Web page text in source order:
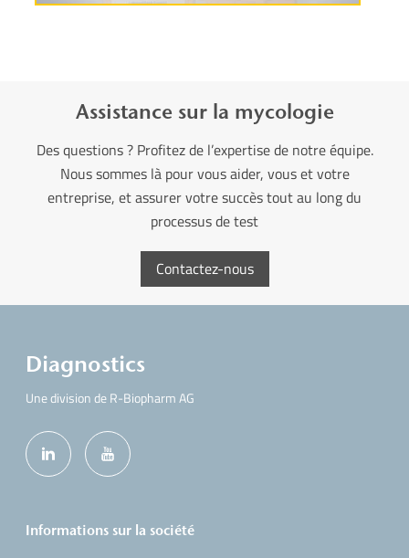
Assistance sur la mycologie
Des questions ? Profitez de l’expertise de notre équipe.
Nous sommes là pour vous aider, vous et votre
entreprise, et assurer votre succès tout au long du
processus de test
Contactez-nous
Diagnostics
Une division de R-Biopharm AG
Informations sur la société